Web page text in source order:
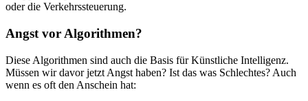
oder die Verkehrssteuerung.
Angst vor Algorithmen?
Diese Algorithmen sind auch die Basis für Künstliche Intelligenz.
Müssen wir davor jetzt Angst haben? Ist das was Schlechtes? Auch
wenn es oft den Anschein hat: